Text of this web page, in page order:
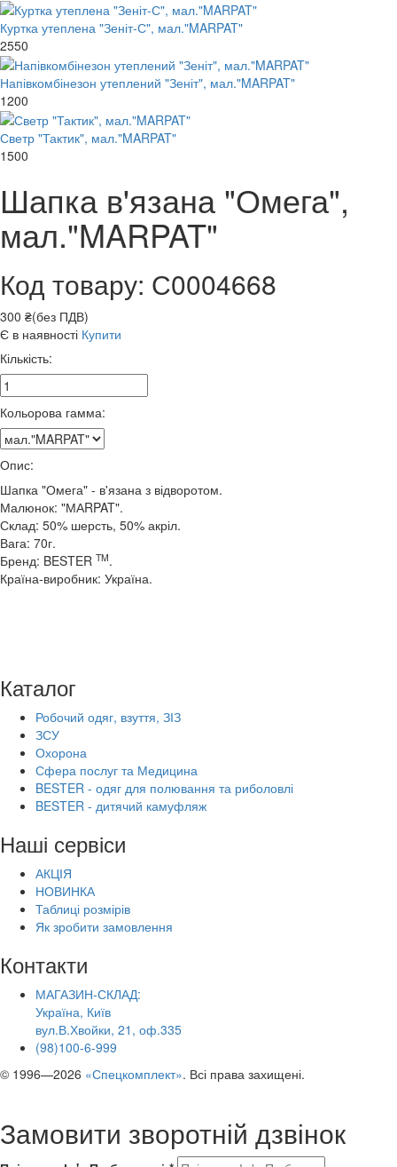
Куртка утеплена "Зеніт-С", мал."MARPAT"
2550
Напівкомбінезон утеплений "Зеніт", мал."MARPAT"
1200
Светр "Тактик", мал."MARPAT"
1500
Шапка в'язана "Омега",
мал."MARPAT"
Код товару: С0004668
300 ₴(без ПДВ)
Є в наявності Купити
Кількість:
Кольорова гамма:
Опис:
Шапка "Омега" - в'язана з відворотом.
Малюнок: "МАRPAT".
Склад: 50% шерсть, 50% акріл.
Вага: 70г.
Бренд: BESTER TM.
Країна-виробник: Україна.
Каталог
Робочий одяг, взуття, ЗІЗ
ЗСУ
Охорона
Сфера послуг та Медицина
BESTER - одяг для полювання та риболовлі
BESTER - дитячий камуфляж
Наші сервіси
АКЦІЯ
НОВИНКА
Таблиці розмірів
Як зробити замовлення
Контакти
МАГАЗИН-СКЛАД:
Україна, Київ
вул.В.Хвойки, 21, оф.335
(98)100-6-999
© 1996—2026 «Спецкомплект». Всі права захищені.
Замовити зворотній дзвінок